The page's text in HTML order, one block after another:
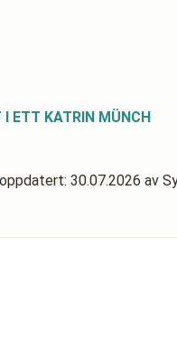
ETT KATRIN MÜNCH
30.07.2026 av